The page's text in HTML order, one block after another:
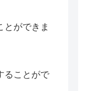
とができま
ることがで